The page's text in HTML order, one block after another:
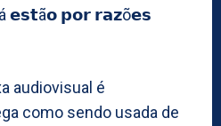
𝗲𝘀𝘁ã𝗼 𝗽𝗼𝗿 𝗿𝗮𝘇õ𝗲𝘀
audiovisual é
como sendo usada de